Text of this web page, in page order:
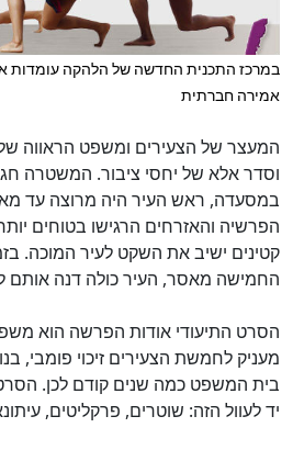
אמירה חברתית
המעצר של הצעירים ומשפט הראווה
וסדר אלא של יחסי ציבור. המשטרה
במסעדה, ראש העיר היה מרוצה עד
הפרשיה והאזרחים הרגישו בטוחים
קטינים ישיב את השקט לעיר המוכה.
החמישה מאסר, העיר כולה דנה אותם
הסרט התיעודי אודות הפרשה הוא
מעניק לחמשת הצעירים זיכוי פומבי,
בית המשפט כמה שנים קודם לכן.
יד לעוול הזה: שוטרים, פרקליטים,